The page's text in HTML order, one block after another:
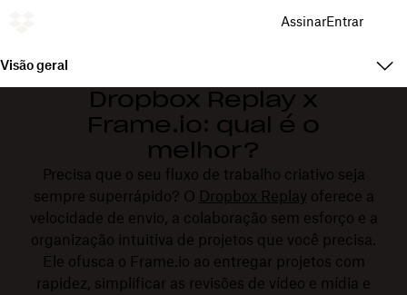
AssinarEntrar
Visão geral
Dropbox Replay x
Frame.io: qual é o
melhor?
Precisa que o seu fluxo de trabalho criativo seja
sempre superrápido? O Dropbox Replay oferece a
velocidade de envio, a colaboração sem esforço e a
organização intuitiva de projetos que você precisa.
Ele ofusca o Frame.io ao entregar projetos com
rapidez, simplificar as revisões de vídeo e mídia e